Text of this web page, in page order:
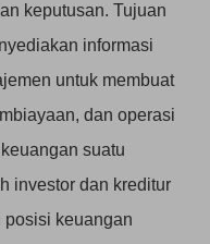
keputusan. Tujuan
informasi
untuk membuat
dan operasi
suatu
investor dan kreditur
posisi keuangan